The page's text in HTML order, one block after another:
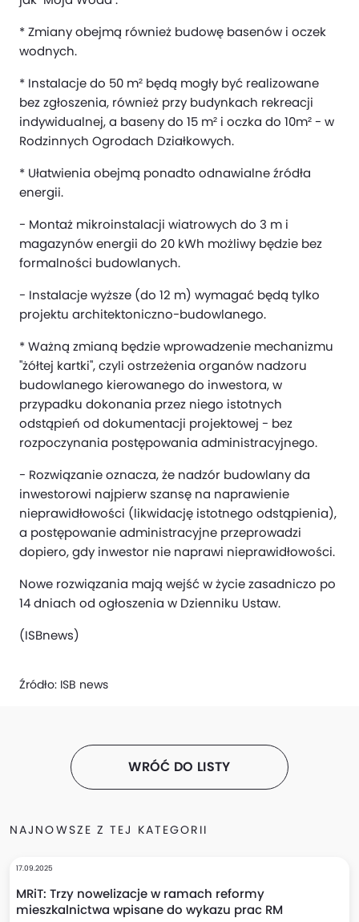
* Zmiany obejmą również budowę basenów i oczek
wodnych.
* Instalacje do 50 m² będą mogły być realizowane
bez zgłoszenia, również przy budynkach rekreacji
indywidualnej, a baseny do 15 m² i oczka do 10m² - w
Rodzinnych Ogrodach Działkowych.
* Ułatwienia obejmą ponadto odnawialne źródła
energii.
- Montaż mikroinstalacji wiatrowych do 3 m i
magazynów energii do 20 kWh możliwy będzie bez
formalności budowlanych.
- Instalacje wyższe (do 12 m) wymagać będą tylko
projektu architektoniczno-budowlanego.
* Ważną zmianą będzie wprowadzenie mechanizmu
"żółtej kartki", czyli ostrzeżenia organów nadzoru
budowlanego kierowanego do inwestora, w
przypadku dokonania przez niego istotnych
odstąpień od dokumentacji projektowej - bez
rozpoczynania postępowania administracyjnego.
- Rozwiązanie oznacza, że nadzór budowlany da
inwestorowi najpierw szansę na naprawienie
nieprawidłowości (likwidację istotnego odstąpienia),
a postępowanie administracyjne przeprowadzi
dopiero, gdy inwestor nie naprawi nieprawidłowości.
Nowe rozwiązania mają wejść w życie zasadniczo po
14 dniach od ogłoszenia w Dzienniku Ustaw.
(ISBnews)
Źródło: ISB news
WRÓĆ DO LISTY
NAJNOWSZE Z TEJ KATEGORII
17.09.2025
MRiT: Trzy nowelizacje w ramach reformy
mieszkalnictwa wpisane do wykazu prac RM